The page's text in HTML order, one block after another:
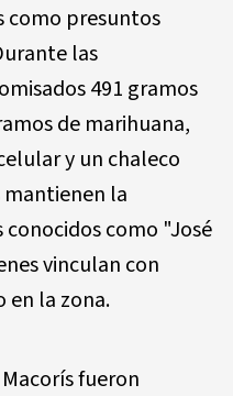
como presuntos
las
491 gramos
de marihuana,
y un chaleco
la
como "José
vinculan con
en la zona.
fueron